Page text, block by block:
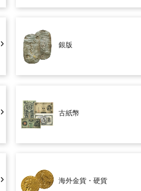
銀版
古紙幣
海外金貨・硬貨